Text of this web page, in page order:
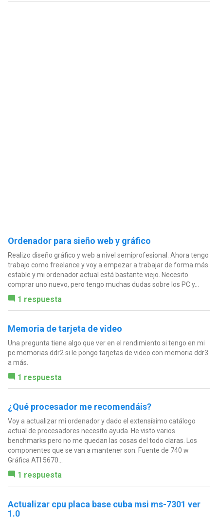
Ordenador para sieño web y gráfico
Realizo diseño gráfico y web a nivel semiprofesional. Ahora tengo
trabajo como freelance y voy a empezar a trabajar de forma más
estable y mi ordenador actual está bastante viejo. Necesito
comprar uno nuevo, pero tengo muchas dudas sobre los PC y...
1 respuesta
Memoria de tarjeta de video
Una pregunta tiene algo que ver en el rendimiento si tengo en mi
pc memorias ddr2 si le pongo tarjetas de video con memoria ddr3
a más.
1 respuesta
¿Qué procesador me recomendáis?
Voy a actualizar mi ordenador y dado el extensísimo catálogo
actual de procesadores necesito ayuda. He visto varios
benchmarks pero no me quedan las cosas del todo claras. Los
componentes que se van a mantener son: Fuente de 740 w
Gráfica ATI 5670...
1 respuesta
Actualizar cpu placa base cuba msi ms-7301 ver
1.0